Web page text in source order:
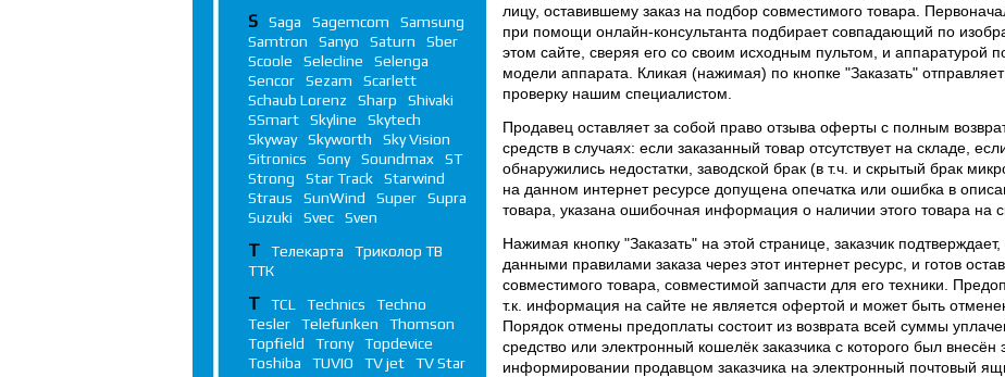
лицу, оставившему заказ на подбор совместимого товара.
при помощи онлайн-консультанта подбирает совпадающий по
этом сайте, сверяя его со своим исходным пультом, и аппаратурой
модели аппарата. Кликая (нажимая) по кнопке "Заказать"
проверку нашим специалистом.
Продавец оставляет за собой право отзыва оферты с полным
средств в случаях: если заказанный товар отсутствует на складе,
обнаружились недостатки, заводской брак (в т.ч. и скрытый брак
на данном интернет ресурсе допущена опечатка или ошибка в
товара, указана ошибочная информация о наличии этого товара на
Нажимая кнопку "Заказать" на этой странице, заказчик
данными правилами заказа через этот интернет ресурс, и готов
совместимого товара, совместимой запчасти для его техники.
т.к. информация на сайте не является офертой и может быть
Порядок отмены предоплаты состоит из возврата всей суммы
средство или электронный кошелёк заказчика с которого был
информировании продавцом заказчика на электронный почтовый
S Saga Sagemcom
Samsung
Samtron
Sanyo Saturn
Sber
Scoole
Selecline
Selenga
Sencor
Sezam
Scarlett
Schaub Lorenz
Sharp
Shivaki
SSmart
Skyline
Skytech
Skyway
Skyworth
Sky Vision
Sitronics
Sony Soundmax
ST
Strong
Star Track
Starwind
Straus
SunWind Super
Supra
Suzuki
Svec Sven
Т Телекарта
Триколор ТВ
ТТК
T TCL Technics
Techno
Tesler
Telefunken
Thomson
Topfield
Trony
Topdevice
Toshiba
TUVIO TV jet TV Star